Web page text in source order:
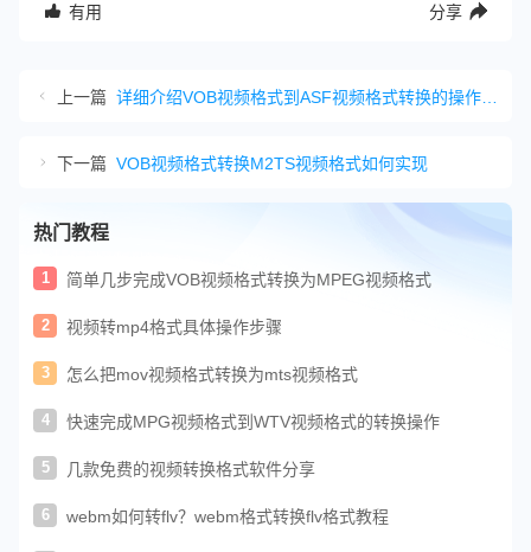
有用 分享
上一篇
下一篇 VOB视频格式转换M2TS视频格式如何实现
热门教程
1 简单几步完成VOB视频格式转换为MPEG视频格式
2 视频转mp4格式具体操作步骤
3 怎么把mov视频格式转换为mts视频格式
4 快速完成MPG视频格式到WTV视频格式的转换操作
5 几款免费的视频转换格式软件分享
6 webm如何转flv？webm格式转换flv格式教程